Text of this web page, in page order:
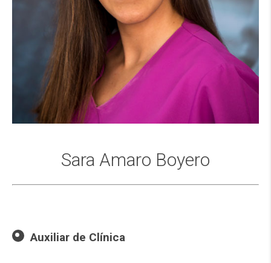
Sara Amaro Boyero
Auxiliar de Clínica